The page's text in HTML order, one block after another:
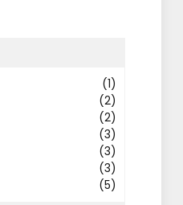
(1)
(2)
(2)
(3)
(3)
(3)
(5)